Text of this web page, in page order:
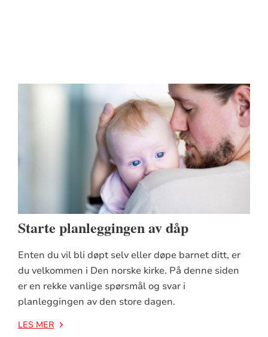
Starte planleggingen av dåp
Enten du vil bli døpt selv eller døpe barnet ditt, er
du velkommen i Den norske kirke. På denne siden
er en rekke vanlige spørsmål og svar i
planleggingen av den store dagen.
LES MER